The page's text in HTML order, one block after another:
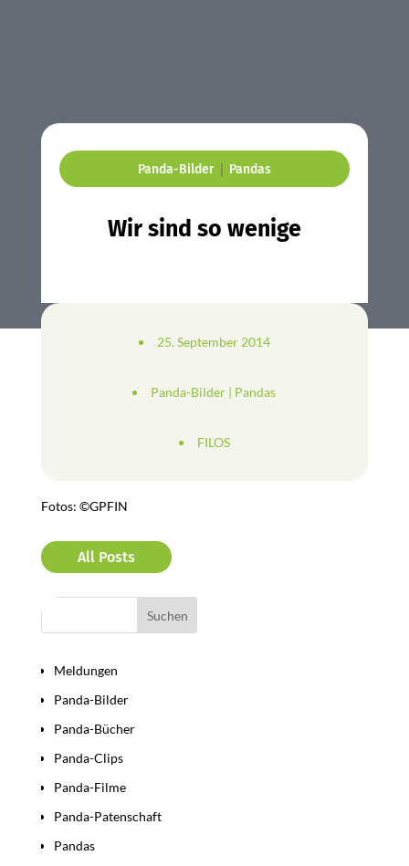
Panda-Bilder| Pandas
Wir sind so wenige
25. September 2014
Panda-Bilder | Pandas
FILOS
Fotos: ©GPFIN
All Posts
Meldungen
Panda-Bilder
Panda-Bücher
Panda-Clips
Panda-Filme
Panda-Patenschaft
Pandas